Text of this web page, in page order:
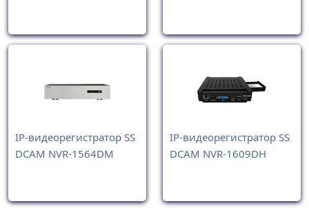
IP-видеорегистратор SS
DCAM NVR-1564DM
IP-видеорегистратор SS
DCAM NVR-1609DH